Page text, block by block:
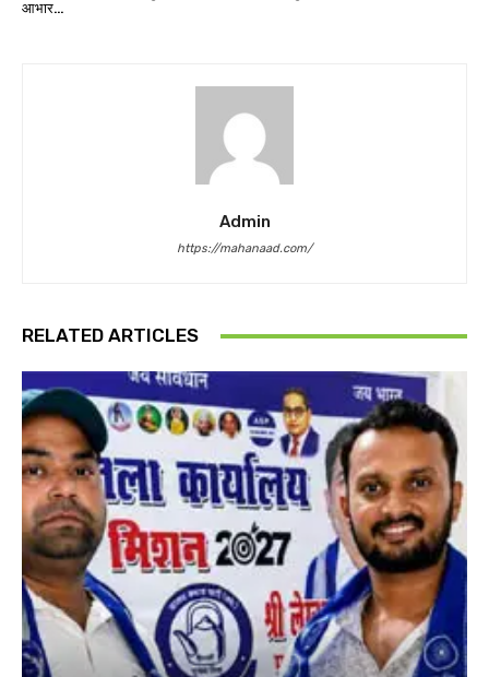
आभार…
Admin
https://mahanaad.com/
RELATED ARTICLES